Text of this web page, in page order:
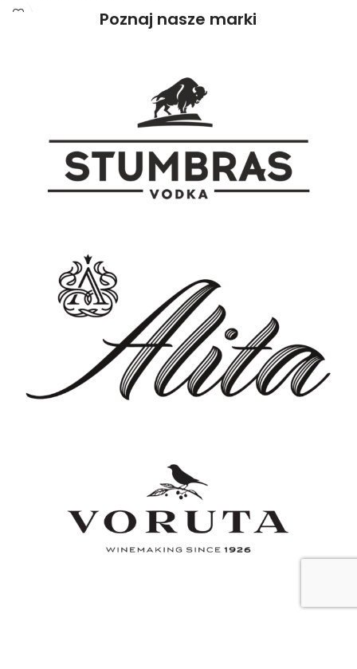
aromaty dojrzałych czarnych owoców,
takich jak czarna porzeczka i śliwka,
zbudowane, z intensywnym smakiem
owoców i delikatnymi taninami, które
owocowe i pikantne zakończenie
podkreśla jego charakter i trwałość.
Jest to doskonały wybór do dań
mięsnych, takich jak steki, pieczeń czy
Serwowane w temperaturze 16-18 °C,
pozwala w pełni docenić jego
złożoność i harmonię smaków.
Poznaj nasze marki